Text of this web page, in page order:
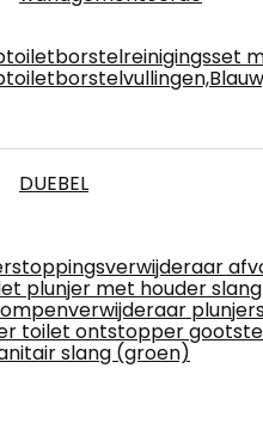
DUEBEL
plunjer met houder slang
toilet ontstopper
slang (groen)